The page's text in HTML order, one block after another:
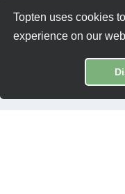
Topten uses cookies
experience on our